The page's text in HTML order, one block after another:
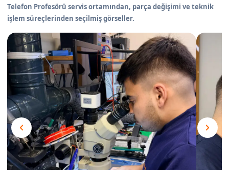
Telefon Profesörü servis ortamından, parça değişimi ve teknik
işlem süreçlerinden seçilmiş görseller.